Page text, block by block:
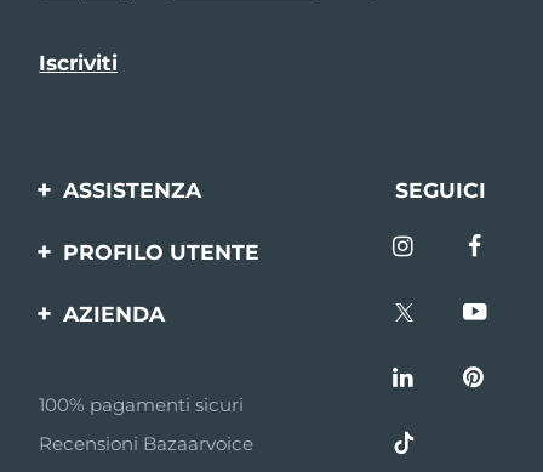
ASSISTENZA
Contattaci
batteria
SEGUICI
PROFILO UTENTE
prodotto
AZIENDA
Affiliazione
Notizie di affiliazione
100% pagamenti sicuri
Recensioni Bazaarvoice